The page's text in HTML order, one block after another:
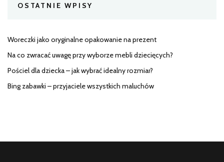
OSTATNIE WPISY
Woreczki jako oryginalne opakowanie na prezent
Na co zwracać uwagę przy wyborze mebli dziecięcych?
Pościel dla dziecka – jak wybrać idealny rozmiar?
Bing zabawki – przyjaciele wszystkich maluchów